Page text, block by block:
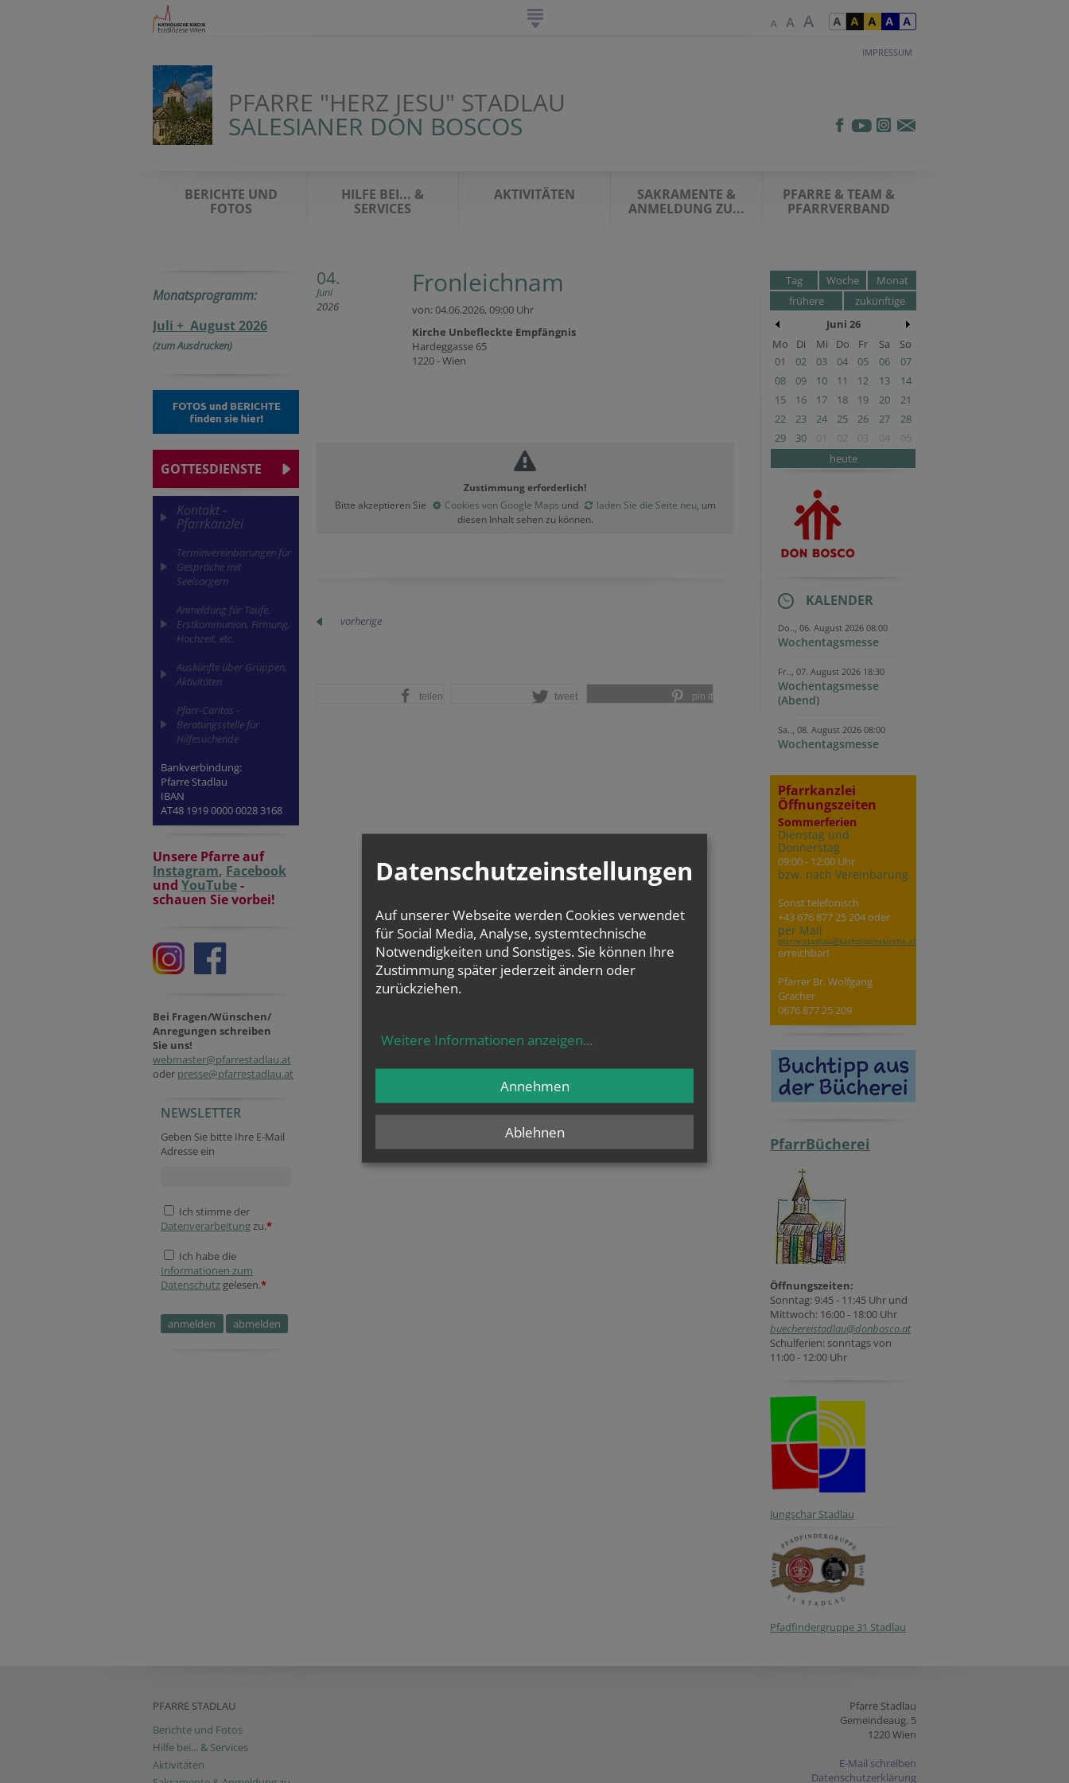
IMPRESSUM
PFARRE "HERZ JESU" STADLAU
SALESIANER DON BOSCOS
BERICHTE UND
FOTOS
HILFE BEI... &
SERVICES
AKTIVITÄTEN
SAKRAMENTE &
ANMELDUNG ZU...
PFARRE & TEAM &
PFARRVERBAND
Monatsprogramm:
Juli + August 2026
(zum Ausdrucken)
GOTTESDIENSTE
Kontakt -
Pfarrkanzlei
Terminvereinbarungen für
Gespräche mit
Seelsorgern
Anmeldung für Taufe,
Erstkommunion, Firmung,
Hochzeit, etc.
Auskünfte über Gruppen,
Aktivitäten
Pfarr-Caritas -
Beratungsstelle für
Hilfesuchende
Bankverbindung:
Pfarre Stadlau
IBAN
AT48 1919 0000 0028 3168
Unsere Pfarre auf
Instagram, Facebook
und YouTube-
schauen Sie vorbei!
Bei Fragen/Wünschen/
Anregungen schreiben
Sie uns!
webmaster@pfarrestadlau.at
oder presse@pfarrestadlau.at
NEWSLETTER
Geben Sie bitte Ihre E-Mail
Adresse ein
Ich stimme der
Datenverarbeitungzu.*
Ich habe die
Informationen zum
Datenschutz gelesen.*
04.
Juni
2026
Fronleichnam
von: 04.06.2026,09:00 Uhr
Kirche Unbefleckte Empfängnis
Hardeggasse 65
1220 - Wien
Zustimmung erforderlich!
Bitte akzeptieren Sie
Cookies von Google Maps und laden Sie die Seite neu, um
diesen Inhalt sehen zu können.
vorherige
teilen tweet pin it
Tag Woche
Monat
frühere
zukünftige
Juni 26
Mo
Di Mi Do Fr Sa
So
01
02 03 04 05 06
07
08
09 10 11 12 13
14
15
16 17 18 19 20
21
22
23 24 25 26 27
28
29
30 01 02 03 04
05
heute
KALENDER
Do.., 06. August 2026 08:00
Wochentagsmesse
Fr.., 07. August 2026 18:30
Wochentagsmesse
(Abend)
Sa.., 08. August 2026 08:00
Wochentagsmesse
Pfarrkanzlei
Öffnungszeiten
Sommerferien
Dienstag und
Donnerstag
09:00 - 12:00 Uhr
bzw. nach Vereinbarung
Sonst telefonisch
+43 676 877 25 204 oder
per Mail
pfarre.stadlau@katholischekirche.at
erreichbar!
Pfarrer Br. Wolfgang
Gracher
0676 877 25 209
PfarrBücherei
Öffnungszeiten:
Sonntag: 9:45 - 11:45 Uhr und
Mittwoch: 16:00 - 18:00 Uhr
buechereistadlau@donbosco.at
Schulferien: sonntags von
11:00 - 12:00 Uhr
Jungschar Stadlau
Pfadfindergruppe 31 Stadlau
PFARRE STADLAU
Berichte und Fotos
Hilfe bei... & Services
Aktivitäten
Pfarre Stadlau
Gemeindeaug. 5
1220 Wien
E-Mail schreiben
Datenschutzerklärung
Datenschutzeinstellungen
Auf unserer Webseite werden Cookies verwendet
für Social Media, Analyse, systemtechnische
Notwendigkeiten und Sonstiges. Sie können Ihre
Zustimmung später jederzeit ändern oder
zurückziehen.
Weitere Informationen anzeigen...
Ablehnen
Annehmen